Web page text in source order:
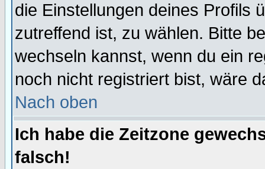
die Einstellungen deines Profils
zutreffend ist, zu wählen. Bitte
wechseln kannst, wenn du ein
noch nicht registriert bist, wäre
Nach oben
Ich habe die Zeitzone
falsch!